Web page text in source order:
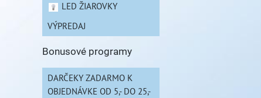
LED ŽIAROVKY
VÝPREDAJ
Bonusové programy
DARČEKY ZADARMO K
OBJEDNÁVKE OD 5,- DO 25,-